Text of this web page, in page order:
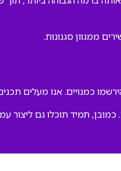
ממגוון סגנונות.
כמנויים. אנו מעלים
כמובן, תמיד תוכלו גם ליצור